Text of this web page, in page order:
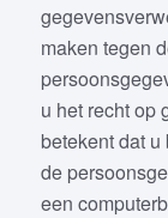
maken tegen
u het recht op
betekent dat
de
een